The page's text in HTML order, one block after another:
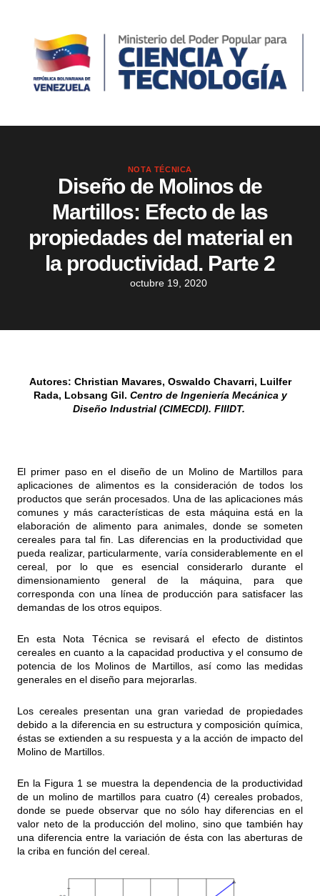
NOTA TÉCNICA
Diseño de Molinos de
Martillos: Efecto de las
propiedades del material en
la productividad. Parte 2
octubre 19, 2020
Autores: Christian Mavares, Oswaldo Chavarri, Luilfer
Rada, Lobsang Gil. Centro de Ingeniería Mecánica y
Diseño Industrial (CIMECDI). FIIIDT.
El primer paso en el diseño de un Molino de Martillos para
aplicaciones de alimentos es la consideración de todos los
productos que serán procesados. Una de las aplicaciones más
comunes y más características de esta máquina está en la
elaboración de alimento para animales, donde se someten
cereales para tal fin. Las diferencias en la productividad que
pueda realizar, particularmente, varía considerablemente en el
cereal, por lo que es esencial considerarlo durante el
dimensionamiento general de la máquina, para que
corresponda con una línea de producción para satisfacer las
demandas de los otros equipos.
En esta Nota Técnica se revisará el efecto de distintos
cereales en cuanto a la capacidad productiva y el consumo de
potencia de los Molinos de Martillos, así como las medidas
generales en el diseño para mejorarlas.
Los cereales presentan una gran variedad de propiedades
debido a la diferencia en su estructura y composición química,
éstas se extienden a su respuesta y a la acción de impacto del
Molino de Martillos.
En la Figura 1 se muestra la dependencia de la productividad
de un molino de martillos para cuatro (4) cereales probados,
donde se puede observar que no sólo hay diferencias en el
valor neto de la producción del molino, sino que también hay
una diferencia entre la variación de ésta con las aberturas de
la criba en función del cereal.